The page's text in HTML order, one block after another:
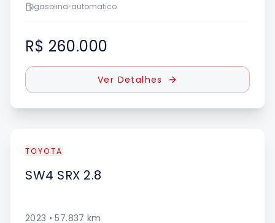
gasolina•automatico
R$ 260.000
Ver Detalhes
TOYOTA
SW4 SRX 2.8
2023 •57.837 km